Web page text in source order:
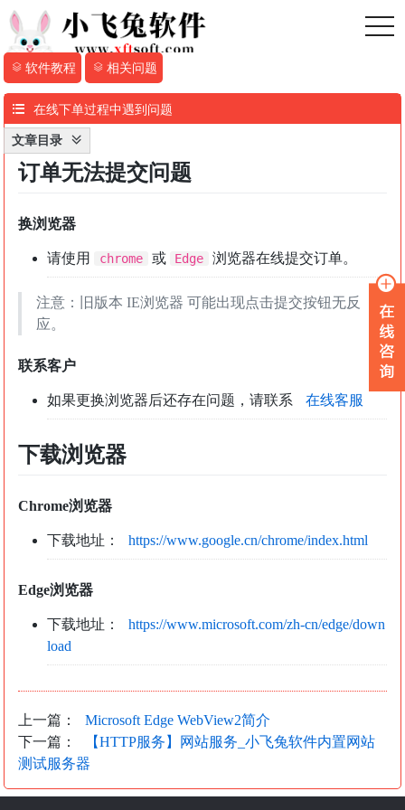
软件教程 相关问题
在线下单过程中遇到问题
文章目录
订单无法提交问题
换浏览器
请使用 chrome 或 Edge 浏览器在线提交订单。
注意：旧版本 IE浏览器 可能出现点击提交按钮无反
应。
联系客户
如果更换浏览器后还存在问题，请联系 在线客服
下载浏览器
Chrome浏览器
下载地址： https://www.google.cn/chrome/index.html
Edge浏览器
下载地址：
https://www.microsoft.com/zh-cn/edge/down
load
上一篇：
Microsoft Edge WebView2简介
下一篇：
【HTTP服务】网站服务_小飞兔软件内置网站
测试服务器